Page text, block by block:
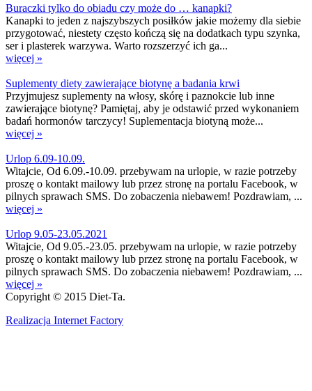
Buraczki tylko do obiadu czy może do … kanapki?
Kanapki to jeden z najszybszych posiłków jakie możemy dla siebie
przygotować, niestety często kończą się na dodatkach typu szynka,
ser i plasterek warzywa. Warto rozszerzyć ich ga...
więcej »
Suplementy diety zawierające biotynę a badania krwi
Przyjmujesz suplementy na włosy, skórę i paznokcie lub inne
zawierające biotynę? Pamiętaj, aby je odstawić przed wykonaniem
badań hormonów tarczycy! Suplementacja biotyną może...
więcej »
Urlop 6.09-10.09.
Witajcie, Od 6.09.-10.09. przebywam na urlopie, w razie potrzeby
proszę o kontakt mailowy lub przez stronę na portalu Facebook, w
pilnych sprawach SMS. Do zobaczenia niebawem! Pozdrawiam, ...
więcej »
Urlop 9.05-23.05.2021
Witajcie, Od 9.05.-23.05. przebywam na urlopie, w razie potrzeby
proszę o kontakt mailowy lub przez stronę na portalu Facebook, w
pilnych sprawach SMS. Do zobaczenia niebawem! Pozdrawiam, ...
więcej »
Copyright © 2015 Diet-Ta.
Realizacja Internet Factory